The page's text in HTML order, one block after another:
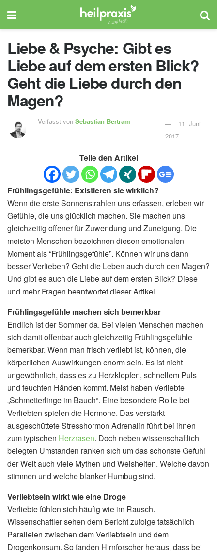
Liebe & Psyche: Gibt es
Liebe auf dem ersten Blick?
Geht die Liebe durch den
Magen?
Verfasst von Sebastian Bertram
11. Juni
2017
Teile den Artikel
Frühlingsgefühle: Existieren sie wirklich?
Wenn die erste Sonnenstrahlen uns erfassen, erleben wir
Gefühle, die uns glücklich machen. Sie machen uns
gleichzeitig offener für Zuwendung und Zuneigung. Die
meisten Menschen bezeichnen diesen emotionalen
Moment als “Frühlingsgefühle”. Können wir uns dann
besser Verlieben? Geht die Leben auch durch den Magen?
Und gibt es auch die Liebe auf dem ersten Blick? Diese
und mehr Fragen beantwortet dieser Artikel.
Frühlingsgefühle machen sich bemerkbar
Endlich ist der Sommer da. Bei vielen Menschen machen
sich damit offenbar auch gleichzeitig Frühlingsgefühle
bemerkbar. Wenn man frisch verliebt ist, können, die
körperlichen Auswirkungen enorm sein. Es ist nicht
ungewöhnlich, dass es zu Herzklopfen, schnellem Puls
und feuchten Händen kommt. Meist haben Verliebte
„Schmetterlinge im Bauch“. Eine besondere Rolle bei
Verliebten spielen die Hormone. Das verstärkt
ausgeschüttete Stresshormon Adrenalin führt bei ihnen
zum typischen Herzrasen. Doch neben wissenschaftlich
belegten Umständen ranken sich um das schönste Gefühl
der Welt auch viele Mythen und Weisheiten. Welche davon
stimmen und welche blanker Humbug sind.
Verliebtsein wirkt wie eine Droge
Verliebte fühlen sich häufig wie im Rausch.
Wissenschaftler sehen dem Bericht zufolge tatsächlich
Parallelen zwischen dem Verliebtsein und dem
Drogenkonsum. So fanden Hirnforscher heraus, dass bei